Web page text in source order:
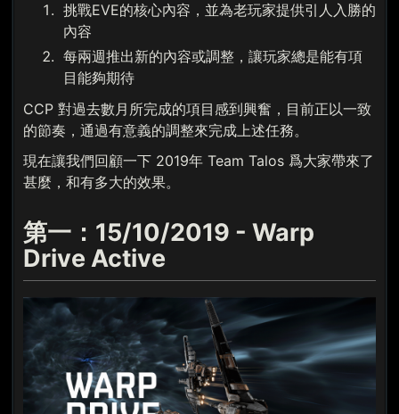
挑戰EVE的核心內容，並為老玩家提供引人入勝的
內容
每兩週推出新的內容或調整，讓玩家總是能有項
目能夠期待
CCP 對過去數月所完成的項目感到興奮，目前正以一致
的節奏，通過有意義的調整來完成上述任務。
現在讓我們回顧一下 2019年 Team Talos 爲大家帶來了
甚麼，和有多大的效果。
第一：15/10/2019 - Warp
Drive Active